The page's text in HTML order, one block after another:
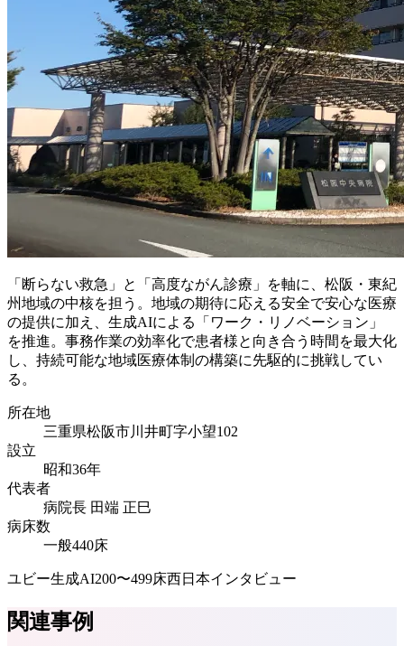
「断らない救急」と「高度ながん診療」を軸に、松阪・東紀
州地域の中核を担う。地域の期待に応える安全で安心な医療
の提供に加え、生成AIによる「ワーク・リノベーション」
を推進。事務作業の効率化で患者様と向き合う時間を最大化
し、持続可能な地域医療体制の構築に先駆的に挑戦してい
る。
所在地
三重県松阪市川井町字小望102
設立
昭和36年
代表者
病院長 田端 正巳
病床数
一般440床
ユビー生成AI200〜499床西日本インタビュー
関連事例